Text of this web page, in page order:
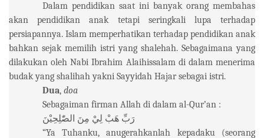
Dalam pendidikan saat ini banyak orang membahas
akan pendidikan anak tetapi seringkali lupa terhadap
persiapannya. Islam memperhatikan terhadap pendidikan anak
bahkan sejak memilih istri yang shalehah. Sebagaimana yang
dilakukan oleh Nabi Ibrahim Alaihissalam di dalam menerima
budak yang shalihah yakni Sayyidah Hajar sebagai istri.
Dua, doa
Sebagaiman firman Allah di dalam al-Qur’an :
رَبِّ هَبْ لِيْ مِنَ الصّٰلِحِيْنَ
“Ya Tuhanku, anugerahkanlah kepadaku (seorang